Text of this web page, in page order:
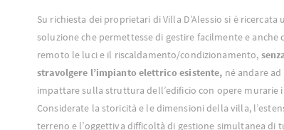
Su richiesta dei proprietari di Villa D’Alessio si è ricercata
soluzione che permettesse di gestire facilmente e anche
remoto le luci e il riscaldamento/condizionamento,
stravolgere l’impianto elettrico esistente, né andare ad
impattare sulla struttura dell’edificio con opere murarie
Considerate la storicità e le dimensioni della villa,
terreno e l’oggettiva difficoltà di gestione simultanea di